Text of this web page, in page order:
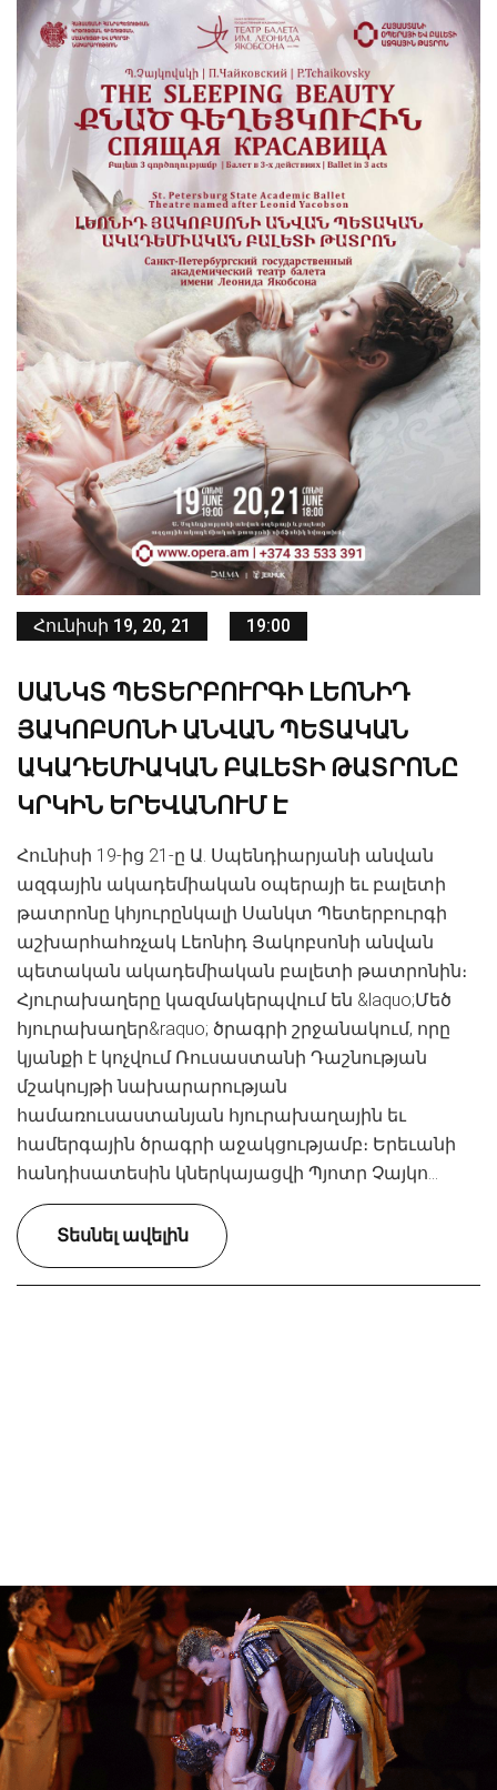
Հունիսի 19, 20, 21 19:00
ՍԱՆԿՏ ՊԵՏԵՐԲՈՒՐԳԻ ԼԵՈՆԻԴ
ՅԱԿՈԲՍՈՆԻ ԱՆՎԱՆ ՊԵՏԱԿԱՆ
ԱԿԱԴԵՄԻԱԿԱՆ ԲԱԼԵՏԻ ԹԱՏՐՈՆԸ
ԿՐԿԻՆ ԵՐԵՎԱՆՈՒՄ Է
Հունիսի 19-ից 21-ը Ա. Սպենդիարյանի անվան
ազգային ակադեմիական օպերայի եւ բալետի
թատրոնը կհյուրընկալի Սանկտ Պետերբուրգի
աշխարհահռչակ Լեոնիդ Յակոբսոնի անվան
պետական ակադեմիական բալետի թատրոնին։
Հյուրախաղերը կազմակերպվում են &laquo;Մեծ
հյուրախաղեր&raquo; ծրագրի շրջանակում, որը
կյանքի է կոչվում Ռուսաստանի Դաշնության
մշակույթի նախարարության
համառուսաստանյան հյուրախաղային եւ
համերգային ծրագրի աջակցությամբ։ Երեւանի
հանդիսատեսին կներկայացվի Պյոտր Չայկո...
Տեսնել ավելին